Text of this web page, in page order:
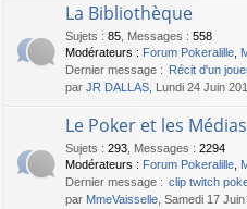
La Bibliothèque
Sujets : 85 Messages : 558
Modérateurs : Forum Pokeralille
Dernier message : Récit d'un
par JR DALLAS , Lundi 24 Juin
Le Poker et les Médias
Sujets : 293 Messages : 2294
Modérateurs : Forum Pokeralille
Dernier message : clip twitch
par MmeVaisselle , Samedi 17